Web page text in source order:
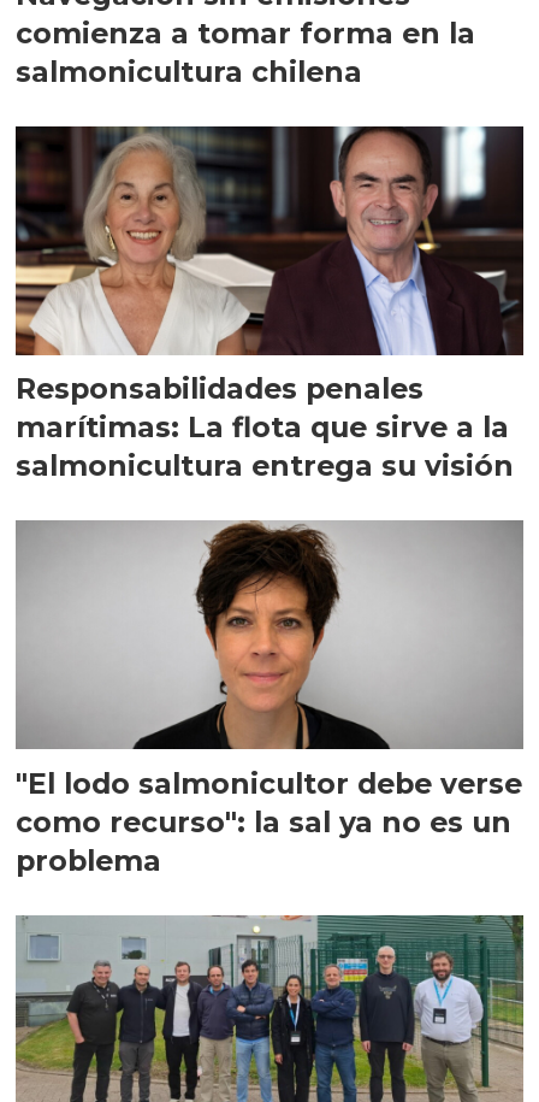
comienza a tomar forma en la
salmonicultura chilena
Responsabilidades penales
marítimas: La flota que sirve a la
salmonicultura entrega su visión
"El lodo salmonicultor debe verse
como recurso": la sal ya no es un
problema